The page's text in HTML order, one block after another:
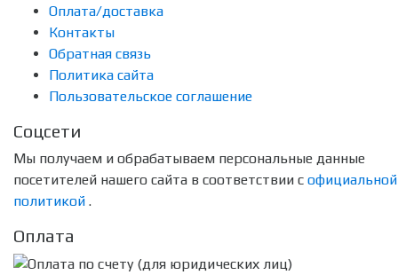
Оплата/доставка
Контакты
Обратная связь
Политика сайта
Пользовательское соглашение
Соцсети
Мы получаем и обрабатываем персональные данные
посетителей нашего сайта в соответствии с официальной
политикой .
Оплата